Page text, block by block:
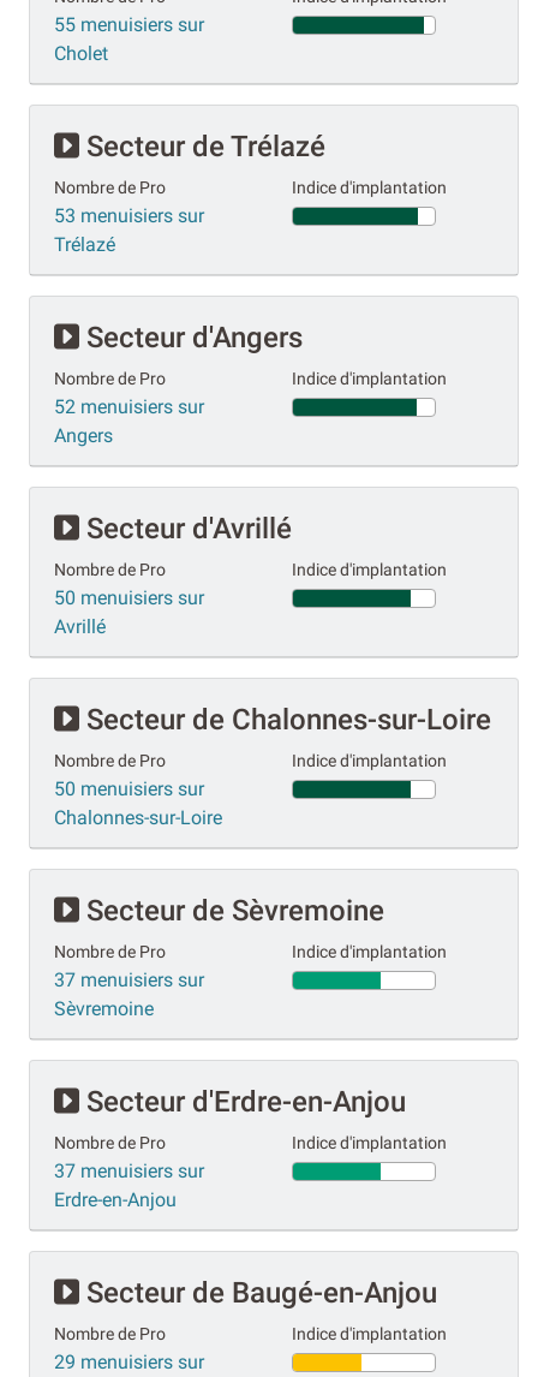
55 menuisiers sur
Cholet
Secteur de Trélazé
Nombre de Pro
53 menuisiers sur
Trélazé
Indice d'implantation
Secteur d'Angers
Nombre de Pro
52 menuisiers sur
Angers
Indice d'implantation
Secteur d'Avrillé
Nombre de Pro
50 menuisiers sur
Avrillé
Indice d'implantation
Secteur de Chalonnes-sur-Loire
Nombre de Pro
50 menuisiers sur
Chalonnes-sur-Loire
Indice d'implantation
Secteur de Sèvremoine
Nombre de Pro
37 menuisiers sur
Sèvremoine
Indice d'implantation
Secteur d'Erdre-en-Anjou
Nombre de Pro
37 menuisiers sur
Erdre-en-Anjou
Indice d'implantation
Secteur de Baugé-en-Anjou
Nombre de Pro
29 menuisiers sur
Indice d'implantation